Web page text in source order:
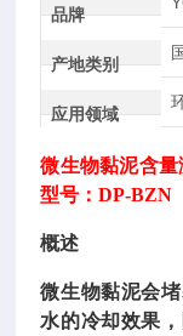
品牌
产地类别
应用领域
微生物黏泥含量
型号：DP-BZN
概述
微生物黏泥会
水的冷却效果